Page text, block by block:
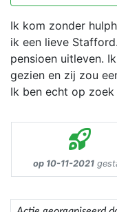
Ik kom zonder
ik een lieve
pensioen uitleven.
gezien en zij zou
Ik ben echt op zoek
op 10-11-2021